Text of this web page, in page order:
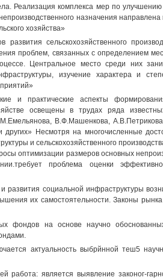
Реализация комплекса мер по
назначения
хозяйства»
сельскохозяйственного
проблем, связанных с определением
Центральное место среди них
изучение характера и
и практические аспекты
освещены в трудах ряда
В.Ф.Машенкова,
Несмотря на многочисленные
и сельскохозяйственного
оптимизации размеров основных
проблема оценки
социальной инфраструктуры
их самостоятельности. Законы
фондов на основе научно
актуальность выбрйнной теш5
является выявление законог-